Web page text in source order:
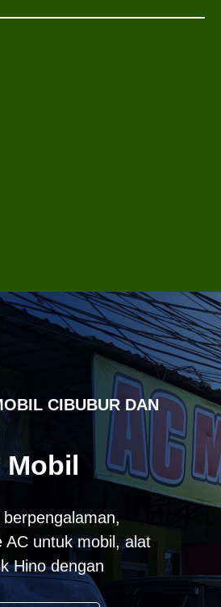
CIBUBUR DAN
AC untuk mobil, alat
Hino dengan